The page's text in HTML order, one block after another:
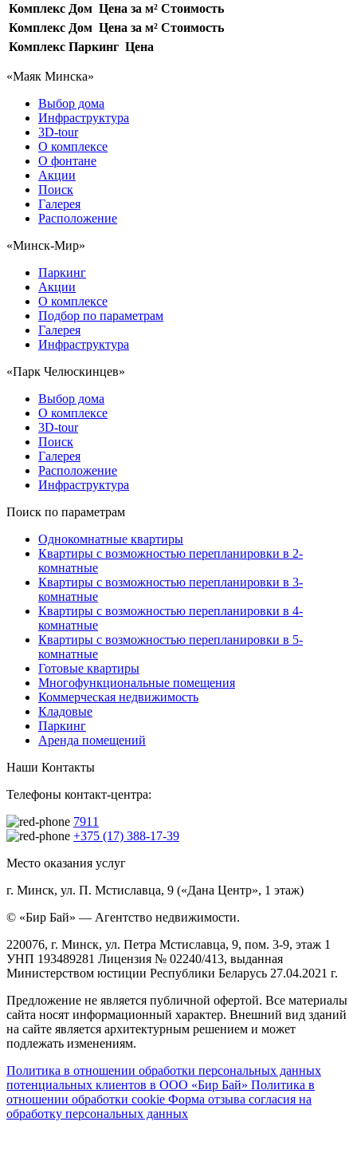
Комплекс Дом Цена за м² Стоимость
Комплекс Дом Цена за м² Стоимость
Комплекс Паркинг Цена
«Маяк Минска»
Выбор дома
Инфраструктура
3D-tour
О комплексе
О фонтане
Акции
Поиск
Галерея
Расположение
«Минск-Мир»
Паркинг
Акции
О комплексе
Подбор по параметрам
Галерея
Инфраструктура
«Парк Челюскинцев»
Выбор дома
О комплексе
3D-tour
Поиск
Галерея
Расположение
Инфраструктура
Поиск по параметрам
Однокомнатные квартиры
Квартиры с возможностью перепланировки в 2-
комнатные
Квартиры с возможностью перепланировки в 3-
комнатные
Квартиры с возможностью перепланировки в 4-
комнатные
Квартиры с возможностью перепланировки в 5-
комнатные
Готовые квартиры
Многофункциональные помещения
Коммерческая недвижимость
Кладовые
Паркинг
Аренда помещений
Наши Контакты
Телефоны контакт-центра:
7911
+375 (17) 388-17-39
Место оказания услуг
г. Минск, ул. П. Мстиславца, 9 («Дана Центр», 1 этаж)
© «Бир Бай» — Агентство недвижимости.
220076, г. Минск, ул. Петра Мстиславца, 9, пом. 3-9, этаж 1
УНП 193489281 Лицензия № 02240/413, выданная
Министерством юстиции Республики Беларусь 27.04.2021 г.
Предложение не является публичной офертой. Все материалы
сайта носят информационный характер. Внешний вид зданий
на сайте является архитектурным решением и может
подлежать изменениям.
Политика в отношении обработки персональных данных
потенциальных клиентов в ООО «Бир Бай» Политика в
отношении обработки cookie Форма отзыва согласия на
обработку персональных данных